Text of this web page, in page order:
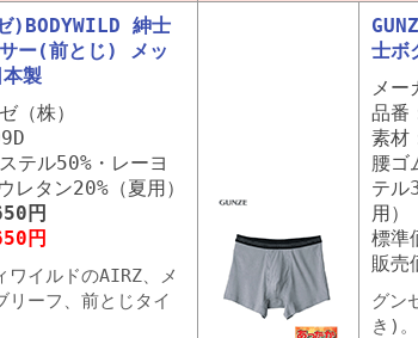
)BODYWILD 紳士
ー(前とじ) メッ
製
（株）
テル50%・レーヨ
レタン20%（夏用）
円
円
ワイルドのAIRZ、メ
リーフ、前とじタイ
士ボ
メー
品番
素材
腰ゴ
テル
用）
標準
販売
グン
き)。